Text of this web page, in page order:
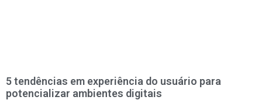
5 tendências em experiência do usuário para
potencializar ambientes digitais